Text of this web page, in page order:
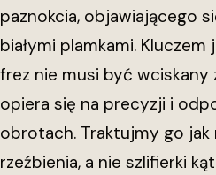
paznokcia, objawiającego
białymi plamkami.
frez nie musi być wciskany
opiera się na precyzji i
obrotach. Traktujmy go jak
rzeźbienia, a nie szlifierki